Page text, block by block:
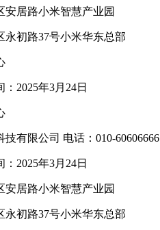
安居路小米智慧产业园
初路37号小米华东总部
2025年3月24日
有限公司 电话：010-60606666
2025年3月24日
安居路小米智慧产业园
初路37号小米华东总部